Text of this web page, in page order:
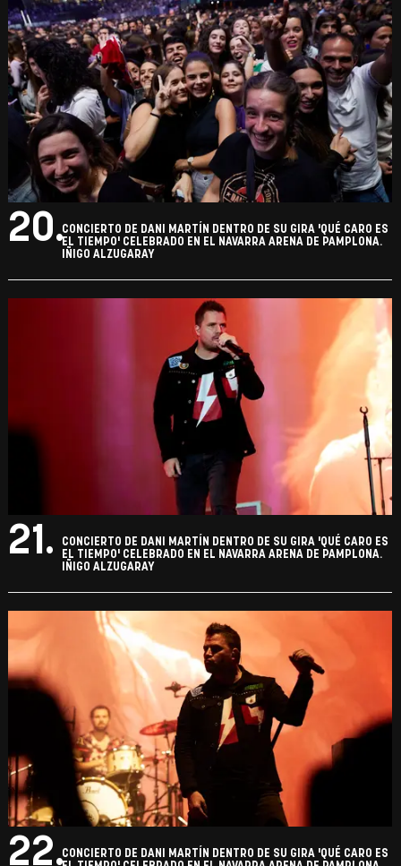
20.CONCIERTO DE DANI MARTÍN DENTRO DE SU GIRA 'QUÉ CARO ES
EL TIEMPO' CELEBRADO EN EL NAVARRA ARENA DE PAMPLONA.
IÑIGO ALZUGARAY
21.
CONCIERTO DE DANI MARTÍN DENTRO DE SU GIRA 'QUÉ CARO ES
EL TIEMPO' CELEBRADO EN EL NAVARRA ARENA DE PAMPLONA.
IÑIGO ALZUGARAY
22.CONCIERTO DE DANI MARTÍN DENTRO DE SU GIRA 'QUÉ CARO ES